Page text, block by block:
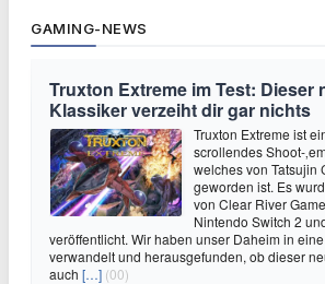
GAMING-NEWS
Truxton Extreme im Test: Dieser
Klassiker verzeiht dir gar nichts
Truxton Extreme ist
scrollendes Shoot-
welches von Tatsujin
geworden ist. Es
von Clear River
Nintendo Switch 2
veröffentlicht. Wir haben unser Daheim in
verwandelt und herausgefunden, ob dieser
auch […] (00)